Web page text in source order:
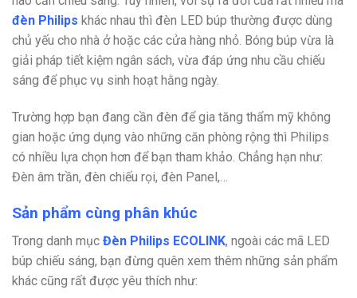
đèn Philips khác nhau thì đèn LED búp thường được dùng
chủ yếu cho nhà ở hoặc các cửa hàng nhỏ. Bóng búp vừa là
giải pháp tiết kiệm ngân sách, vừa đáp ứng nhu cầu chiếu
sáng để phục vụ sinh hoạt hằng ngày.
Trường hợp bạn đang cần đèn để gia tăng thẩm mỹ không
gian hoặc ứng dụng vào những căn phòng rộng thì Philips
có nhiều lựa chọn hơn để bạn tham khảo. Chẳng hạn như:
Đèn âm trần, đèn chiếu rọi, đèn Panel,…
Sản phẩm cùng phân khúc
Trong danh mục Đèn Philips ECOLINK, ngoài các mã LED
búp chiếu sáng, bạn đừng quên xem thêm những sản phẩm
khác cũng rất được yêu thích như: